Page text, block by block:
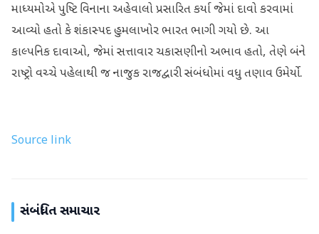
માધ્યમોએ પુષ્ટિ વિનાના અહેવાલો પ્રસારિત કર્યા જેમાં દાવો કરવામાં
આવ્યો હતો કે શંકાસ્પદ હુમલાખોર ભારત ભાગી ગયો છે. આ
કાલ્પનિક દાવાઓ, જેમાં સત્તાવાર ચકાસણીનો અભાવ હતો, તેણે બંને
રાષ્ટ્રો વચ્ચે પહેલાથી જ નાજુક રાજદ્વારી સંબંધોમાં વધુ તણાવ ઉમેર્યો.
Source link
સંબંધિત સમાચાર